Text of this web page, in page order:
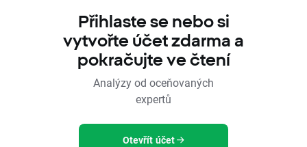
Přihlaste se nebo si
vytvořte účet zdarma a
pokračujte ve čtení
Analýzy od oceňovaných
expertů
Otevřít účet